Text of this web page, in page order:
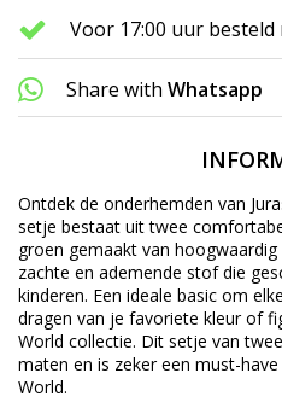
Voor 17:00 uur
Share with Whatsapp
Ontdek de onderhemden van
setje bestaat uit twee
groen gemaakt van
zachte en ademende stof die
kinderen. Een ideale basic om
dragen van je favoriete kleur of
World collectie. Dit setje van
maten en is zeker een must-
World.